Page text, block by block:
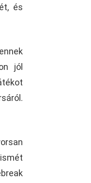
és
jól